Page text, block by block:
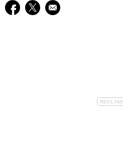
Udostępnij na facebook
Udostępnij na twitter
E-mail do przyjaciela